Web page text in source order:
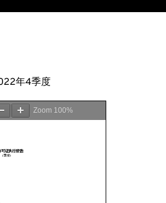
年4季度
Zoom 100%